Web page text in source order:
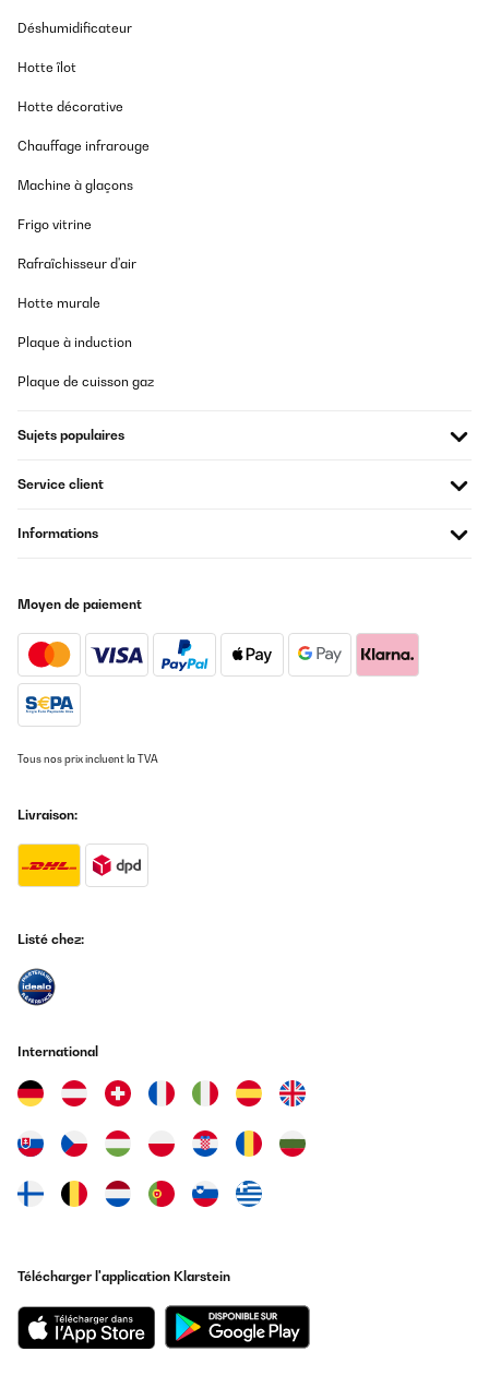
Déshumidificateur
Hotte îlot
Hotte décorative
Chauffage infrarouge
Machine à glaçons
Frigo vitrine
Rafraîchisseur d'air
Hotte murale
Plaque à induction
Plaque de cuisson gaz
Sujets populaires
Service client
Informations
Moyen de paiement
Tous nos prix incluent la TVA
Livraison:
Listé chez:
International
Télécharger l'application Klarstein